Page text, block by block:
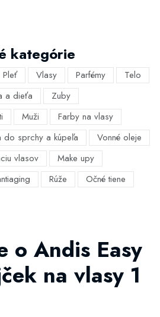
kategórie
Pleť Vlasy Parfémy
Telo
a dieťa
Zuby
Muži
Farby na vlasy
do sprchy a kúpeľa
Vonné oleje
vlasov
Make upy
Rúže Očné tiene
o Andis Easy
na vlasy 1